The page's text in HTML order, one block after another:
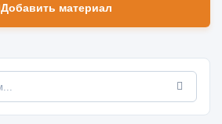
Добавить материал